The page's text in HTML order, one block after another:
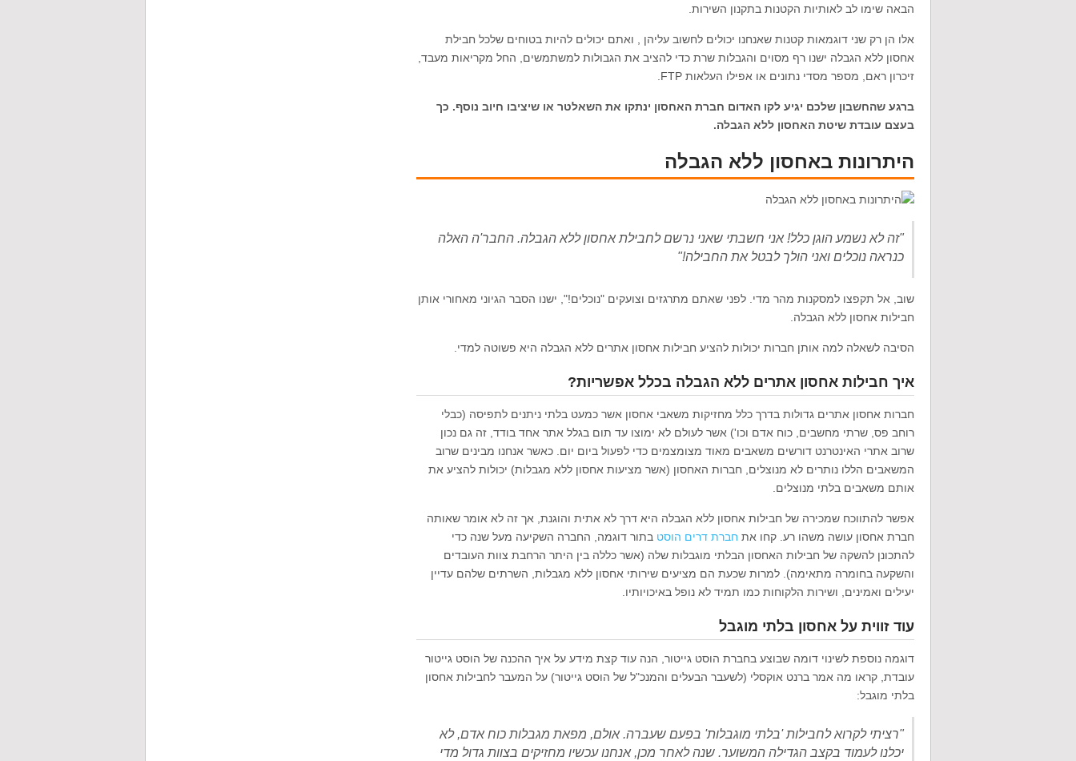
הבאה שימו לב לאותיות הקטנות בתקנון השירות.
אלו הן רק שני דוגמאות קטנות שאנחנו יכולים לחשוב עליהן , ואתם יכולים להיות בטוחים שלכל חבילת
אחסון ללא הגבלה ישנו רף מסוים והגבלות שרת כדי להציב את הגבולות למשתמשים, החל מקריאות מעבד,
זיכרון ראם, מספר מסדי נתונים או אפילו העלאות FTP.
ברגע שהחשבון שלכם יגיע לקו האדום חברת האחסון ינתקו את השאלטר או שיציבו חיוב נוסף. כך
בעצם עובדת שיטת האחסון ללא הגבלה.
היתרונות באחסון ללא הגבלה
"זה לא נשמע הוגן כלל! אני חשבתי שאני נרשם לחבילת אחסון ללא הגבלה. החבר'ה האלה
כנראה נוכלים ואני הולך לבטל את החבילה!"
שוב, אל תקפצו למסקנות מהר מדי. לפני שאתם מתרגזים וצועקים "נוכלים!", ישנו הסבר הגיוני מאחורי אותן
חבילות אחסון ללא הגבלה.
הסיבה לשאלה למה אותן חברות יכולות להציע חבילות אחסון אתרים ללא הגבלה היא פשוטה למדי.
איך חבילות אחסון אתרים ללא הגבלה בכלל אפשריות?
חברות אחסון אתרים גדולות בדרך כלל מחזיקות משאבי אחסון אשר כמעט בלתי ניתנים לתפיסה (כבלי
רוחב פס, שרתי מחשבים, כוח אדם וכו') אשר לעולם לא ימוצו עד תום בגלל אתר אחד בודד, זה גם נכון
שרוב אתרי האינטרנט דורשים משאבים מאוד מצומצמים כדי לפעול ביום יום. כאשר אנחנו מבינים שרוב
המשאבים הללו נותרים לא מנוצלים, חברות האחסון (אשר מציעות אחסון ללא מגבלות) יכולות להציע את
אותם משאבים בלתי מנוצלים.
אפשר להתווכח שמכירה של חבילות אחסון ללא הגבלה היא דרך לא אתית והוגנת, אך זה לא אומר שאותה
חברת אחסון עושה משהו רע. קחו את חברת דרים הוסט בתור דוגמה, החברה השקיעה מעל שנה כדי
להתכונן להשקה של חבילות האחסון הבלתי מוגבלות שלה (אשר כללה בין היתר הרחבת צוות העובדים
והשקעה בחומרה מתאימה). למרות שכעת הם מציעים שירותי אחסון ללא מגבלות, השרתים שלהם עדיין
יעילים ואמינים, ושירות הלקוחות כמו תמיד לא נופל באיכויותיו.
עוד זווית על אחסון בלתי מוגבל
דוגמה נוספת לשינוי דומה שבוצע בחברת הוסט גייטור, הנה עוד קצת מידע על איך ההכנה של הוסט גייטור
עובדת, קראו מה אמר ברנט אוקסלי (לשעבר הבעלים והמנכ"ל של הוסט גייטור) על המעבר לחבילות אחסון
בלתי מוגבל:
"רציתי לקרוא לחבילות 'בלתי מוגבלות' בפעם שעברה. אולם, מפאת מגבלות כוח אדם, לא
יכלנו לעמוד בקצב הגדילה המשוער. שנה לאחר מכן, אנחנו עכשיו מחזיקים בצוות גדול מדי